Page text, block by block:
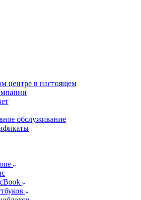
центре в настоящем
обслуживание